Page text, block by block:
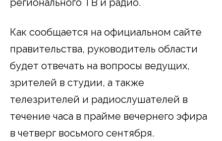
регионального ТВ и радио.
Как сообщается на официальном сайте
правительства, руководитель области
будет отвечать на вопросы ведущих,
зрителей в студии, а также
телезрителей и радиослушателей в
течение часа в прайме вечернего эфира
в четверг восьмого сентября.